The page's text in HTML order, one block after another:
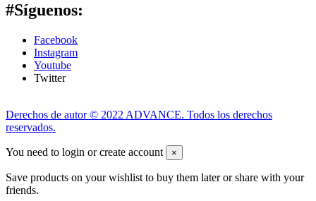
#Síguenos:
Facebook
Instagram
Youtube
Twitter
Derechos de autor © 2022 ADVANCE. Todos los derechos
reservados.
You need to login or create account ×
Save products on your wishlist to buy them later or share with your
friends.